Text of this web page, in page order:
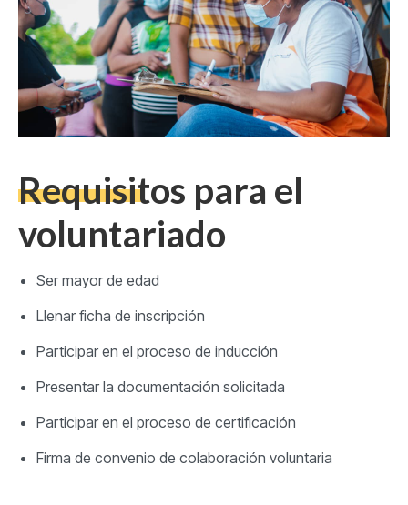
Requisitos para el
voluntariado
Ser mayor de edad
Llenar ficha de inscripción
Participar en el proceso de inducción
Presentar la documentación solicitada
Participar en el proceso de certificación
Firma de convenio de colaboración voluntaria